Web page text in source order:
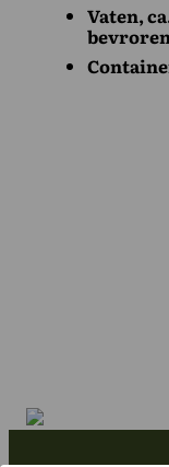
Vaten,
bevroren